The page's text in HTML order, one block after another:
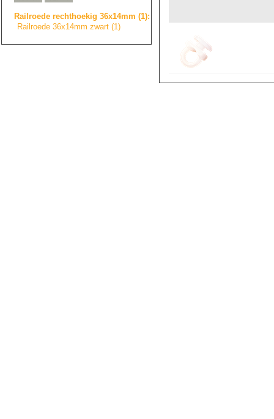
Railroede rechthoekig 36x14mm (1):
Railroede 36x14mm zwart (1)